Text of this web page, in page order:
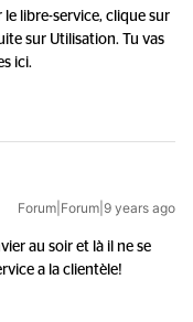
libre-service, clique sur
sur Utilisation. Tu vas
ici.
Forum|Forum|9 years ago
au soir et là il ne se
a la clientèle!